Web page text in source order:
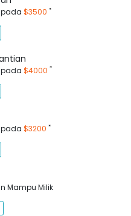
pada $3500 *
pada $4000 *
pada $3200 *
Mampu Milik